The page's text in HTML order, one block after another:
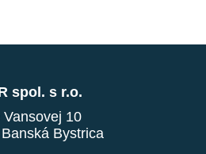
spol. s r.o.
Vansovej 10
Bystrica